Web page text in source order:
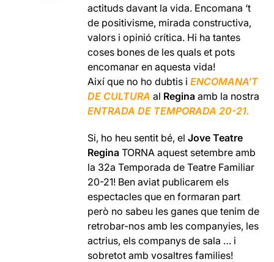
actituds davant la vida. Encomana ‘t
de positivisme, mirada constructiva,
valors i opinió crítica. Hi ha tantes
coses bones de les quals et pots
encomanar en aquesta vida!
Així que no ho dubtis iENCOMANA’T
DE CULTURA al Regina amb la nostra
ENTRADA DE TEMPORADA 20-21.
Si, ho heu sentit bé, elJove Teatre
Regina TORNA aquest setembre amb
la 32a Temporada de Teatre Familiar
20-21! Ben aviat publicarem els
espectacles que en formaran part
però no sabeu les ganes que tenim de
retrobar-nos amb les companyies, les
actrius, els companys de sala … i
sobretot amb vosaltres families!